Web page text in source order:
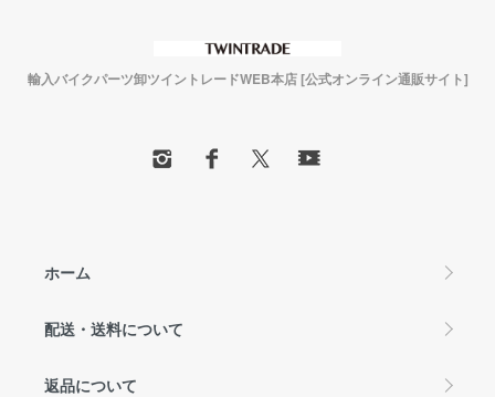
輸入バイクパーツ卸ツイントレードWEB本店 [公式オンライン通販サイト]
ホーム
配送・送料について
返品について